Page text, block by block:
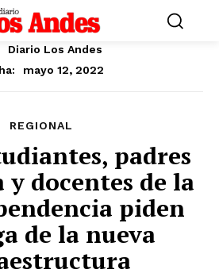
Diario Los Andes
mayo 12, 2022
REGIONAL
padres
docentes de la
piden
de la nueva